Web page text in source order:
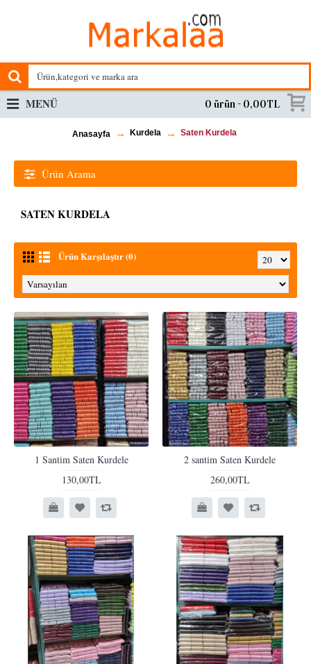
0 ürün - 0,00TL
MENÜ
Anasayfa Kurdela Saten Kurdela
Ürün Arama
SATEN KURDELA
Ürün Karşılaştır (0)
1 Santim Saten Kurdele
130,00TL
2 santim Saten Kurdele
260,00TL